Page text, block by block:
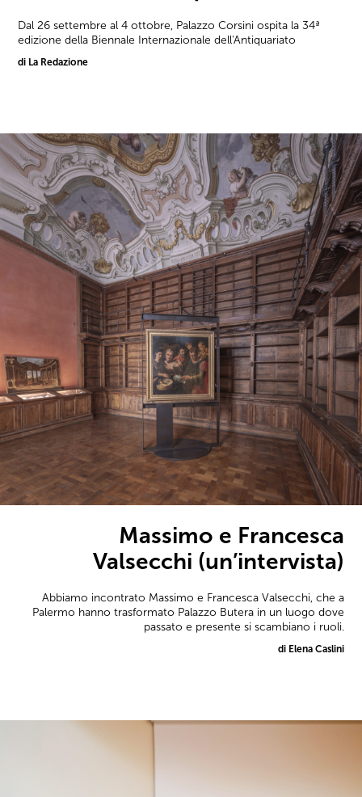
Dal 26 settembre al 4 ottobre, Palazzo Corsini ospita la 34ª
edizione della Biennale Internazionale dell'Antiquariato
di La Redazione
Massimo e Francesca
Valsecchi (un’intervista)
Abbiamo incontrato Massimo e Francesca Valsecchi, che a
Palermo hanno trasformato Palazzo Butera in un luogo dove
passato e presente si scambiano i ruoli.
di Elena Caslini